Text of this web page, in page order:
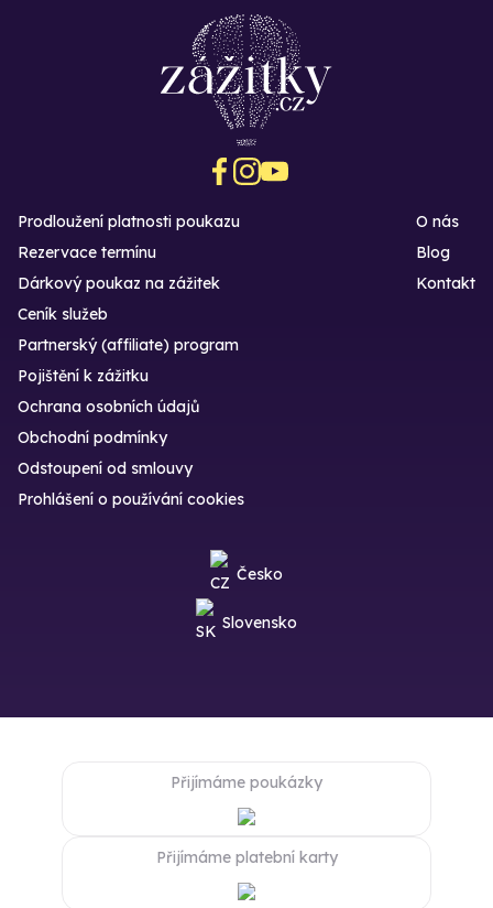
Prodloužení platnosti poukazu
Rezervace termínu
Dárkový poukaz na zážitek
O nás
Blog
Kontakt
Ceník služeb
Partnerský (affiliate) program
Pojištění k zážitku
Ochrana osobních údajů
Obchodní podmínky
Odstoupení od smlouvy
Prohlášení o používání cookies
Česko
Slovensko
Přijímáme poukázky
Přijímáme platební karty